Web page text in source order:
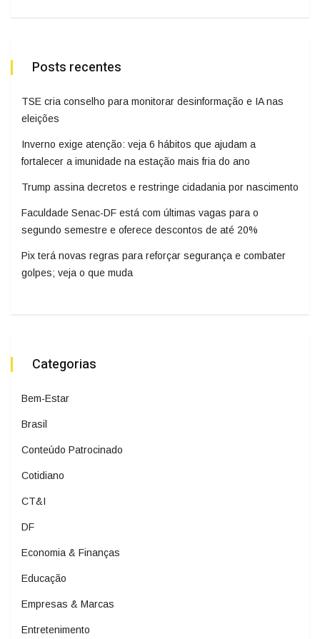
Posts recentes
TSE cria conselho para monitorar desinformação e IA nas
eleições
Inverno exige atenção: veja 6 hábitos que ajudam a
fortalecer a imunidade na estação mais fria do ano
Trump assina decretos e restringe cidadania por nascimento
Faculdade Senac-DF está com últimas vagas para o
segundo semestre e oferece descontos de até 20%
Pix terá novas regras para reforçar segurança e combater
golpes; veja o que muda
Categorias
Bem-Estar
Brasil
Conteúdo Patrocinado
Cotidiano
CT&I
DF
Economia & Finanças
Educação
Empresas & Marcas
Entretenimento